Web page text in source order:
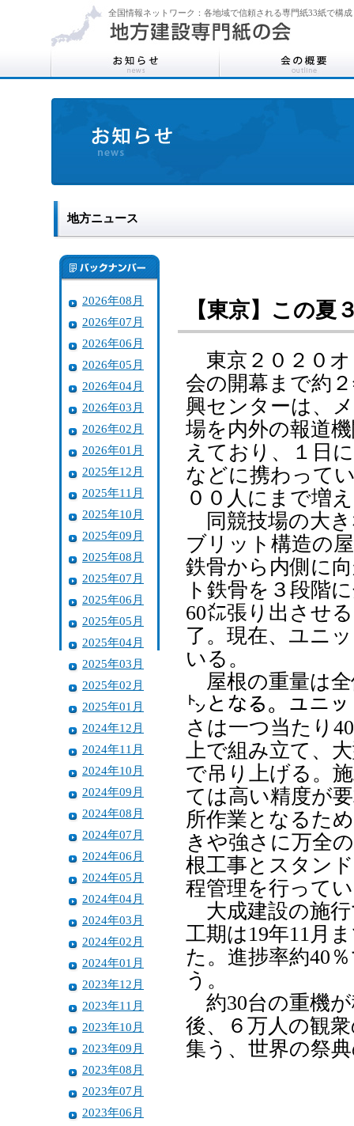
全国情報ネットワーク：各地域で信頼される専門紙33紙で構成
地方ニュース
2026年08月
2026年07月
2026年06月
2026年05月
2026年04月
2026年03月
2026年02月
2026年01月
2025年12月
2025年11月
2025年10月
2025年09月
2025年08月
2025年07月
2025年06月
2025年05月
2025年04月
2025年03月
2025年02月
2025年01月
2024年12月
2024年11月
2024年10月
2024年09月
2024年08月
2024年07月
2024年06月
2024年05月
2024年04月
2024年03月
2024年02月
2024年01月
2023年12月
2023年11月
2023年10月
2023年09月
2023年08月
2023年07月
2023年06月
【東京】この夏
東京２０２０
会の開幕まで約
興センターは、
場を内外の報道
えており、１日
などに携わって
００人にまで増
同競技場の大き
ブリット構造の
鉄骨から内側に
ト鉄骨を３段階
60㍍張り出させ
了。現在、ユニ
いる。
屋根の重量は
㌧となる。ユニ
さは一つ当たり
上で組み立て、
で吊り上げる。
ては高い精度が
所作業となるた
きや強さに万全
根工事とスタン
程管理を行って
大成建設の施行
工期は19年11月
た。進捗率約40
う。
約30台の重機
後、６万人の観
集う、世界の祭